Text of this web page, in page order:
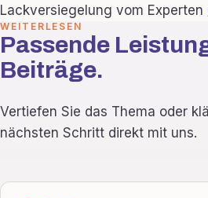
Lackversiegelung vom Experten
WEITERLESEN
Passende
Beiträge.
Vertiefen Sie das Thema oder
nächsten Schritt direkt mit uns.